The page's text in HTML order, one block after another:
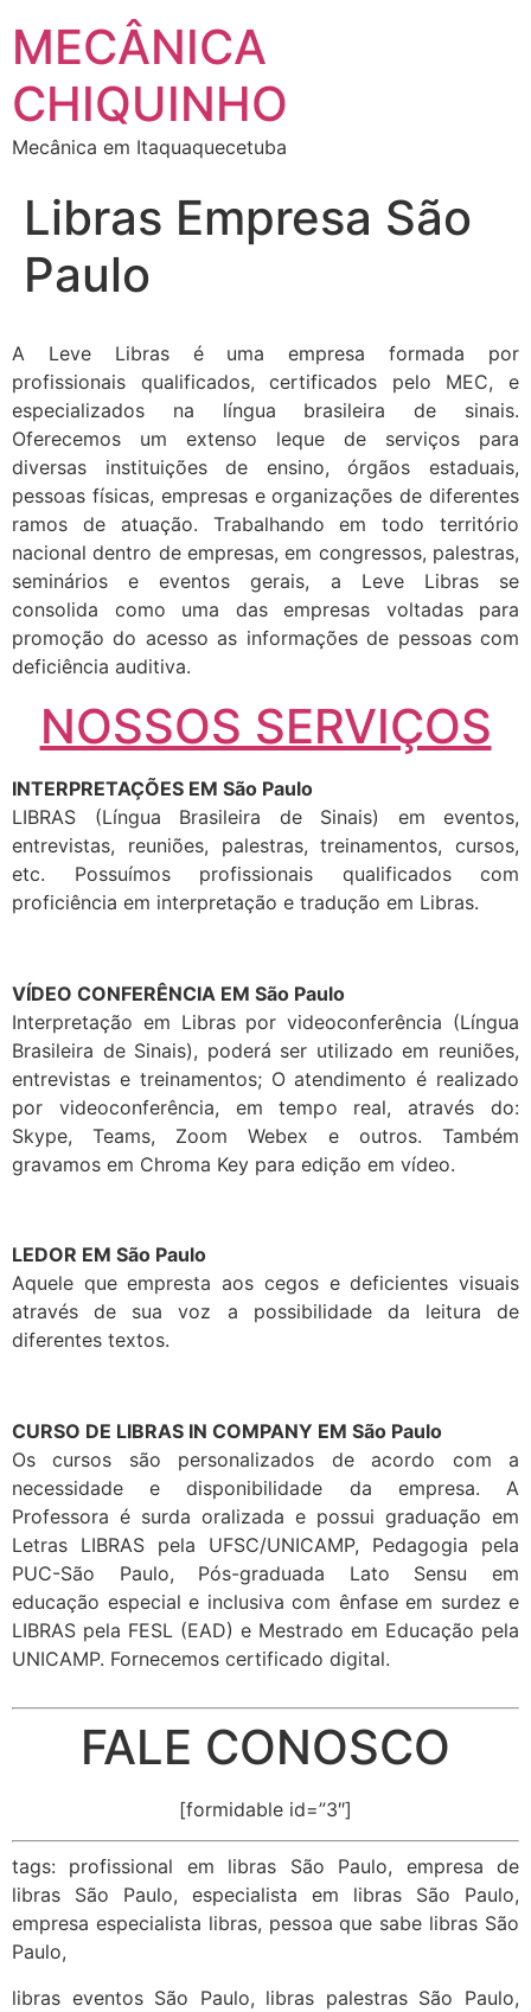
MECÂNICA
CHIQUINHO
Mecânica em Itaquaquecetuba
Libras Empresa São
Paulo
A Leve Libras é uma empresa formada por
profissionais qualificados, certificados pelo MEC, e
especializados na língua brasileira de sinais.
Oferecemos um extenso leque de serviços para
diversas instituições de ensino, órgãos estaduais,
pessoas físicas, empresas e organizações de diferentes
ramos de atuação. Trabalhando em todo território
nacional dentro de empresas, em congressos, palestras,
seminários e eventos gerais, a Leve Libras se
consolida como uma das empresas voltadas para
promoção do acesso as informações de pessoas com
deficiência auditiva.
NOSSOS SERVIÇOS
INTERPRETAÇÕES EM São Paulo
LIBRAS (Língua Brasileira de Sinais) em eventos,
entrevistas, reuniões, palestras, treinamentos, cursos,
etc. Possuímos profissionais qualificados com
proficiência em interpretação e tradução em Libras.
VÍDEO CONFERÊNCIA EM São Paulo
Interpretação em Libras por videoconferência (Língua
Brasileira de Sinais), poderá ser utilizado em reuniões,
entrevistas e treinamentos; O atendimento é realizado
por videoconferência, em tempo real, através do:
Skype, Teams, Zoom Webex e outros. Também
gravamos em Chroma Key para edição em vídeo.
LEDOR EM São Paulo
Aquele que empresta aos cegos e deficientes visuais
através de sua voz a possibilidade da leitura de
diferentes textos.
CURSO DE LIBRAS IN COMPANY EM São Paulo
Os cursos são personalizados de acordo com a
necessidade e disponibilidade da empresa. A
Professora é surda oralizada e possui graduação em
Letras LIBRAS pela UFSC/UNICAMP, Pedagogia pela
PUC-São Paulo, Pós-graduada Lato Sensu em
educação especial e inclusiva com ênfase em surdez e
LIBRAS pela FESL (EAD) e Mestrado em Educação pela
UNICAMP. Fornecemos certificado digital.
FALE CONOSCO
[formidable id=”3″]
tags: profissional em libras São Paulo, empresa de
libras São Paulo, especialista em libras São Paulo,
empresa especialista libras, pessoa que sabe libras São
Paulo,
libras eventos São Paulo, libras palestras São Paulo,